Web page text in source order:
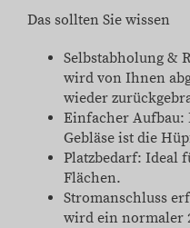
Das sollten Sie wissen
Selbstabholung &
wird von Ihnen
wieder
Einfacher
Gebläse ist die
Platzbedarf: Ideal
Flächen.
Stromanschluss
wird ein normaler